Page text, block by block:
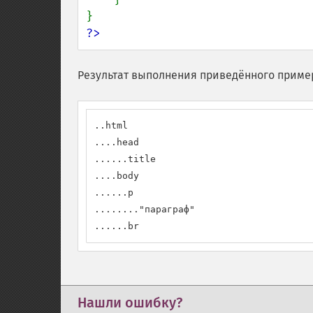
?>
Результат выполнения приведённого
..html
....head
......title
....body
......p
........"параграф"
......br
Нашли ошибку?